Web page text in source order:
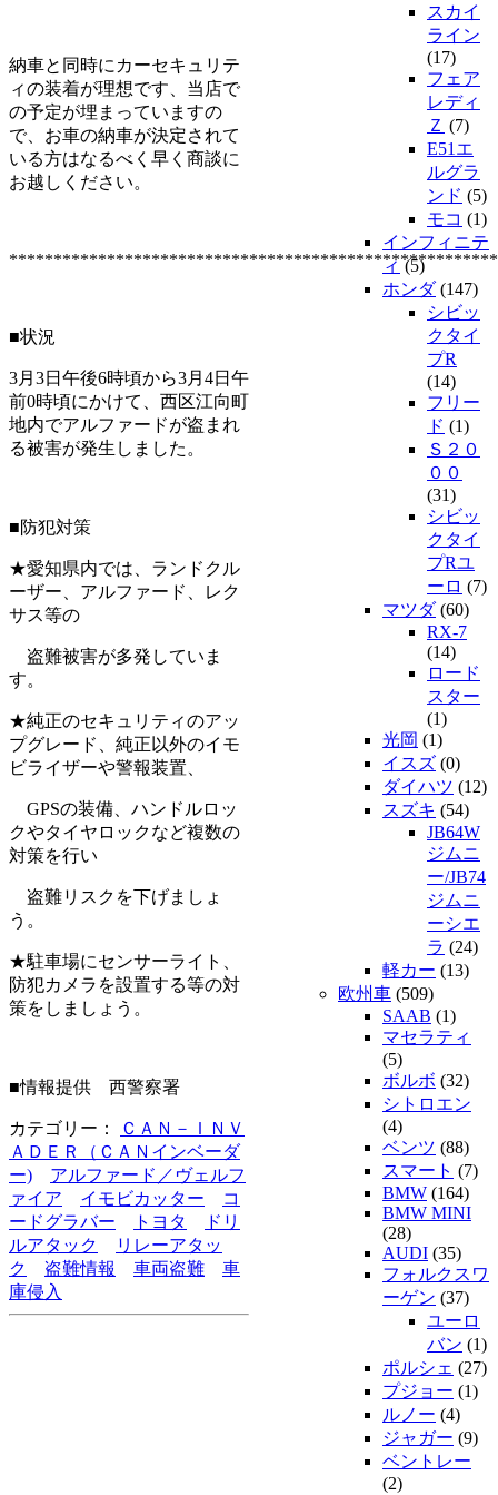
納車と同時にカーセキュリテ
ィの装着が理想です、当店で
の予定が埋まっていますの
で、お車の納車が決定されて
いる方はなるべく早く商談に
お越しください。
■状況
3月3日午後6時頃から3月4日午
前0時頃にかけて、西区江向町
地内でアルファードが盗まれ
る被害が発生しました。
■防犯対策
★愛知県内では、ランドクル
ーザー、アルファード、レク
サス等の
盗難被害が多発していま
す。
★純正のセキュリティのアッ
プグレード、純正以外のイモ
ビライザーや警報装置、
GPSの装備、ハンドルロッ
クやタイヤロックなど複数の
対策を行い
盗難リスクを下げましょ
う。
★駐車場にセンサーライト、
防犯カメラを設置する等の対
策をしましょう。
■情報提供 西警察署
カテゴリー：
ＣＡＮ－ＩＮＶ
ＡＤＥＲ（ＣＡＮインベーダ
ー)
アルファード／ヴェルフ
ァイア
イモビカッター
コ
ードグラバー
トヨタ
ドリ
ルアタック
リレーアタッ
ク
盗難情報 車両盗難
車
庫侵入
スカイ
ライン
(17)
フェア
レディ
Ｚ (7)
E51エ
ルグラ
ンド (5)
モコ (1)
インフィニテ
ィ(5)
ホンダ(147)
シビッ
クタイ
プR
(14)
フリー
ド (1)
Ｓ２０
００
(31)
シビッ
クタイ
プRユ
ーロ (7)
マツダ(60)
RX-7
(14)
ロード
スター
(1)
光岡 (1)
イスズ (0)
ダイハツ (12)
スズキ (54)
JB64W
ジムニ
ー/JB74
ジムニ
ーシエ
ラ (24)
軽カー (13)
欧州車 (509)
SAAB (1)
マセラティ
(5)
ボルボ (32)
シトロエン
(4)
ベンツ (88)
スマート (7)
BMW (164)
BMW MINI
(28)
AUDI (35)
フォルクスワ
ーゲン (37)
ユーロ
バン (1)
ポルシェ (27)
プジョー (1)
ルノー (4)
ジャガー (9)
ベントレー
(2)